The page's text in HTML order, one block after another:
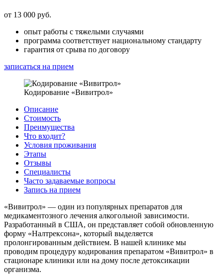
от 13 000 руб.
опыт работы с тяжелыми случаями
программа соответствует национальному стандарту
гарантия от срыва по договору
записаться на прием
Кодирование «Вивитрол»
Описание
Стоимость
Преимущества
Что входит?
Условия проживания
Этапы
Отзывы
Специалисты
Часто задаваемые вопросы
Запись на прием
«Вивитрол» — один из популярных препаратов для
медикаментозного лечения алкогольной зависимости.
Разработанный в США, он представляет собой обновленную
форму «Налтрексона», который выделяется
пролонгированным действием. В нашей клинике мы
проводим процедуру кодирования препаратом «Вивитрол» в
стационаре клиники или на дому после детоксикации
организма.